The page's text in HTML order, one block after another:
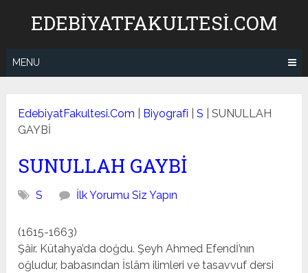
EDEBIYATFAKULTESI.COM
MENU
EdebiyatFakultesi.Com Biyografi |S |SUNULLAH
GAYBİ
SUNULLAH GAYBİ
S İlk Yorumu Siz Yapın
(1615-1663)
Şâir. Kütahya’da doğdu. Şeyh Ahmed Efendİ’nın
oğludur, babasından İslâm ilimleri ve tasavvuf dersi